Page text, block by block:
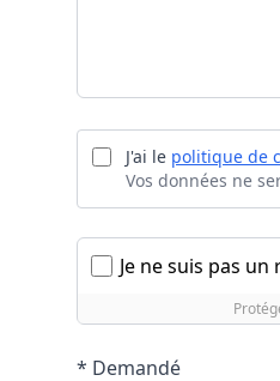
J'ai le politique de
Vos données ne
Je ne suis pas
* Demandé